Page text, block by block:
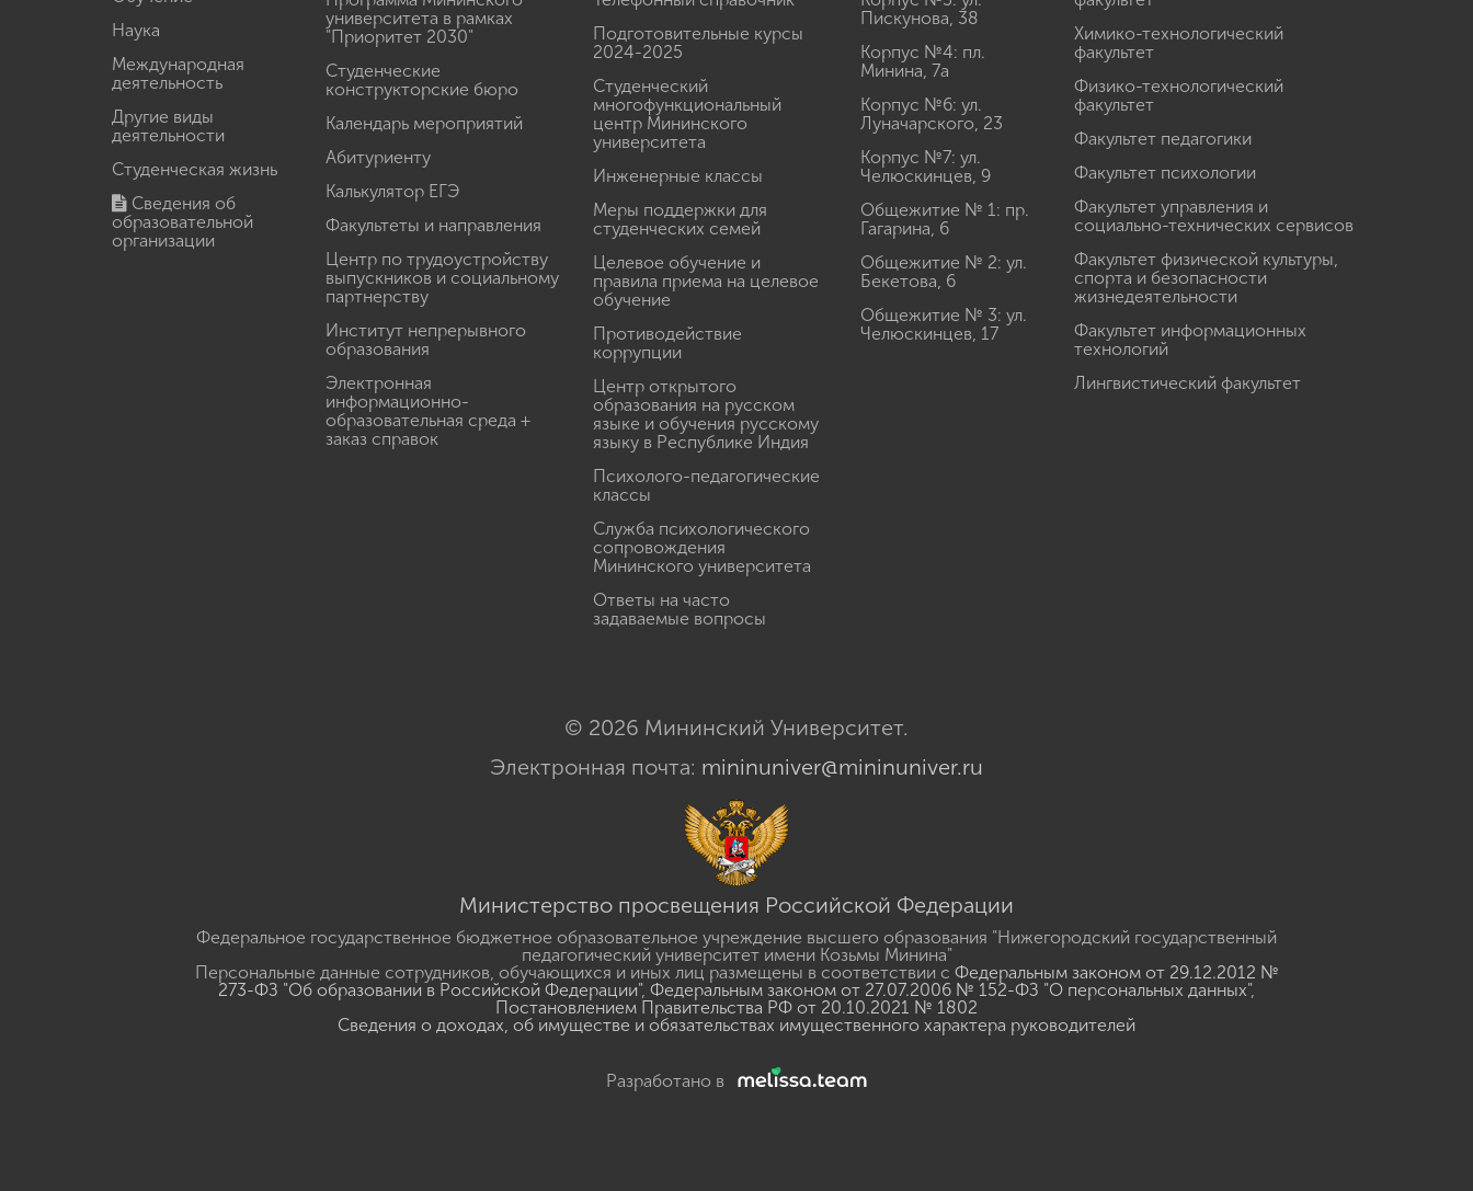
Наука
Международная
деятельность
Другие виды
деятельности
Студенческая жизнь
Сведения об
образовательной
организации
университета в рамках
"Приоритет 2030"
Студенческие
конструкторские бюро
Календарь мероприятий
Абитуриенту
Калькулятор ЕГЭ
Факультеты и направления
Центр по трудоустройству
выпускников и социальному
партнерству
Институт непрерывного
образования
Электронная
информационно-
образовательная среда +
заказ справок
Подготовительные курсы
2024-2025
Студенческий
многофункциональный
центр Мининского
университета
Инженерные классы
Меры поддержки для
студенческих семей
Целевое обучение и
правила приема на целевое
обучение
Противодействие
коррупции
Центр открытого
образования на русском
языке и обучения русскому
языку в Республике Индия
Психолого-педагогические
классы
Служба психологического
сопровождения
Мининского университета
Ответы на часто
задаваемые вопросы
Пискунова, 38
Корпус №4: пл.
Минина, 7а
Корпус №6: ул.
Луначарского, 23
Корпус №7: ул.
Челюскинцев, 9
Общежитие № 1: пр.
Гагарина, 6
Общежитие № 2: ул.
Бекетова, 6
Общежитие № 3: ул.
Челюскинцев, 17
Химико-технологический
факультет
Физико-технологический
факультет
Факультет педагогики
Факультет психологии
Факультет управления и
социально-технических сервисов
Факультет физической культуры,
спорта и безопасности
жизнедеятельности
Факультет информационных
технологий
Лингвистический факультет
© 2026 Мининский Университет.
Электронная почта: mininuniver@mininuniver.ru
Министерство просвещения Российской Федерации
Федеральное государственное бюджетное образовательное учреждение высшего образования "Нижегородский государственный
педагогический университет имени Козьмы Минина"
Персональные данные сотрудников, обучающихся и иных лиц размещены в соответствии с Федеральным законом от 29.12.2012 №
273-ФЗ "Об образовании в Российской Федерации", Федеральным законом от 27.07.2006 № 152-ФЗ "О персональных данных",
Постановлением Правительства РФ от 20.10.2021 № 1802
Сведения о доходах, об имуществе и обязательствах имущественного характера руководителей
Разработано в